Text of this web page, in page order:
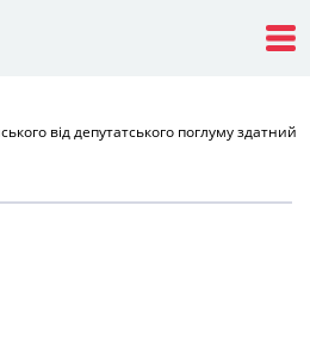
від депутатського поглуму здатний